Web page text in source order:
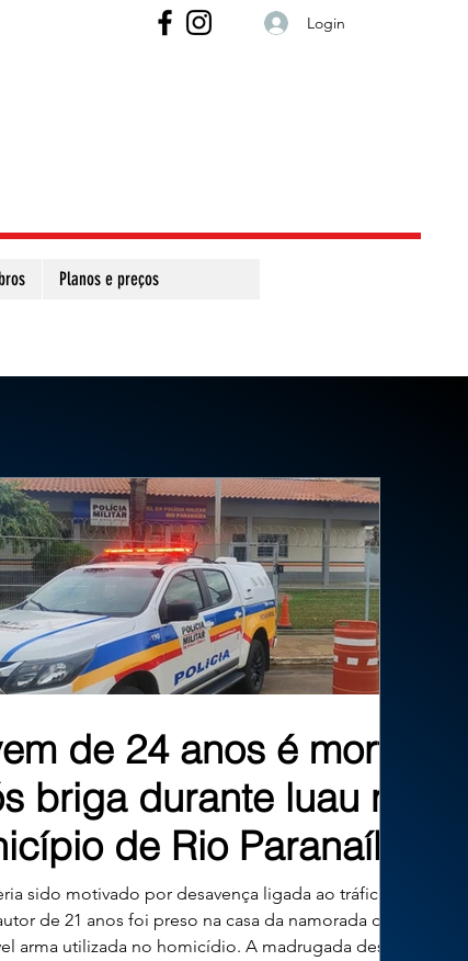
Login
Planos e preços
de 24 anos é morto
briga durante luau no
de Rio Paranaíba
sido motivado por desavença ligada ao tráfico de
de 21 anos foi preso na casa da namorada com a
arma utilizada no homicídio. A madrugada deste